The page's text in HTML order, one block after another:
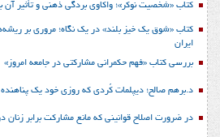
کتاب «شخصیت نوکر»؛ واکاوی بردگی ذهنی و تأثیر آن
ایران
بررسی کتاب «فهم حکمرانی مشارکتی در جامعه امروز»
د.برهم صالح؛ دیپلمات کُردی که روزی خود یک پناهنده
در ضرورت اصلاح قوانینی که مانع مشارکت برابر زنان